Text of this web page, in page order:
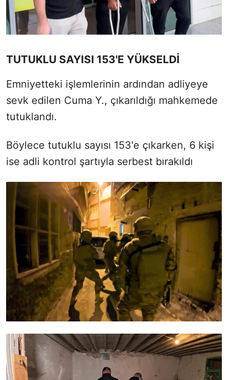
TUTUKLU SAYISI 153'E YÜKSELDİ
Emniyetteki işlemlerinin ardından adliyeye
sevk edilen Cuma Y., çıkarıldığı mahkemede
tutuklandı.
Böylece tutuklu sayısı 153'e çıkarken, 6 kişi
ise adli kontrol şartıyla serbest bırakıldı